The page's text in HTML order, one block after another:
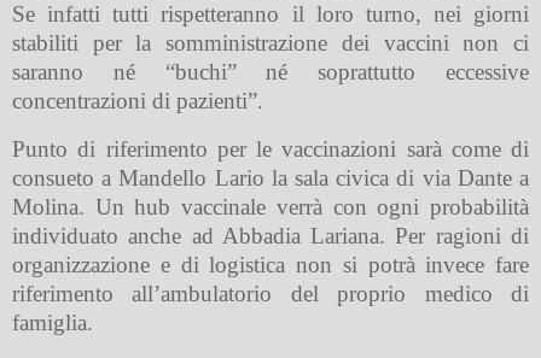
Se infatti tutti rispetteranno il loro turno, nei giorni
stabiliti per la somministrazione dei vaccini non ci
saranno né “buchi” né soprattutto eccessive
concentrazioni di pazienti”.
Punto di riferimento per le vaccinazioni sarà come di
consueto a Mandello Lario la sala civica di via Dante a
Molina. Un hub vaccinale verrà con ogni probabilità
individuato anche ad Abbadia Lariana. Per ragioni di
organizzazione e di logistica non si potrà invece fare
riferimento all’ambulatorio del proprio medico di
famiglia.